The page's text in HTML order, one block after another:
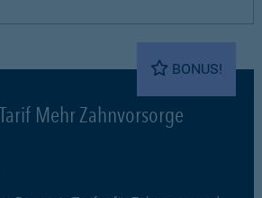
BONUS!
Mehr Zahnvorsorge